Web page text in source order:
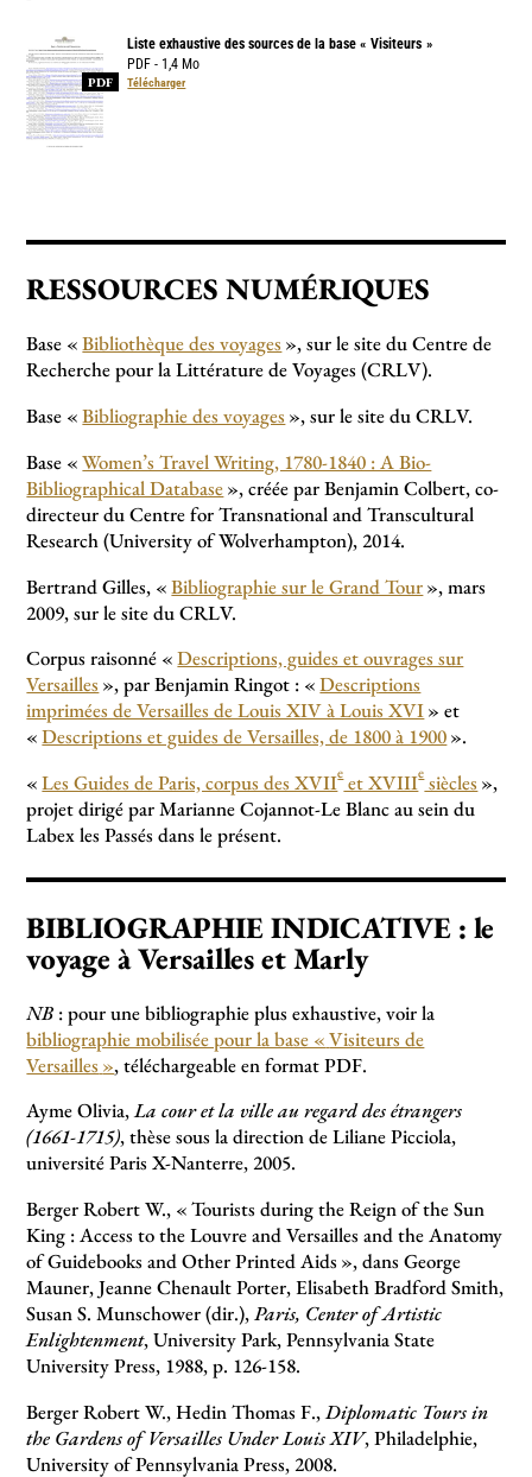
PDF
Liste exhaustive des sources de la base « Visiteurs »
PDF - 1,4 Mo
Télécharger
RESSOURCES NUMÉRIQUES
Base «Bibliothèque des voyages », sur le site du Centre de
Recherche pour la Littérature de Voyages (CRLV).
Base «Bibliographie des voyages », sur le site du CRLV.
Base «Women’s Travel Writing, 1780-1840 : A Bio-
Bibliographical Database», créée par Benjamin Colbert, co-
directeur du Centre for Transnational and Transcultural
Research (University of Wolverhampton), 2014.
Bertrand Gilles, «Bibliographie sur le Grand Tour», mars
2009, sur le site du CRLV.
Corpus raisonné «Descriptions, guides et ouvrages sur
Versailles », par Benjamin Ringot : «Descriptions
imprimées de Versailles de Louis XIV à Louis XVI» et
«Descriptions et guides de Versailles, de 1800 à 1900».
«Les Guides de Paris, corpus des XVIIeet XVIIIesiècles »,
projet dirigé par Marianne Cojannot-Le Blanc au sein du
Labex les Passés dans le présent.
BIBLIOGRAPHIE INDICATIVE : le
voyage à Versailles et Marly
NB : pour une bibliographie plus exhaustive, voir la
bibliographie mobilisée pour la base «Visiteurs de
Versailles », téléchargeable en format PDF.
Ayme Olivia,La cour et la ville au regard des étrangers
(1661-1715), thèse sous la direction de Liliane Picciola,
université Paris X-Nanterre, 2005.
Berger Robert W., «Tourists during the Reign of the Sun
King : Access to the Louvre and Versailles and the Anatomy
of Guidebooks and Other Printed Aids », dans George
Mauner, Jeanne Chenault Porter, Elisabeth Bradford Smith,
Susan S. Munschower (dir.),Paris, Center of Artistic
Enlightenment, University Park, Pennsylvania State
University Press, 1988, p. 126-158.
Berger Robert W., Hedin Thomas F.,Diplomatic Tours in
the Gardens of Versailles Under Louis XIV, Philadelphie,
University of Pennsylvania Press, 2008.